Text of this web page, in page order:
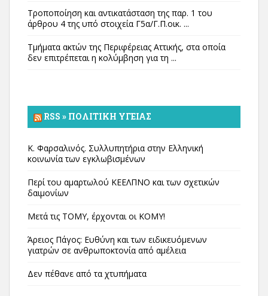
Τροποποίηση και αντικατάσταση της παρ. 1 του
άρθρου 4 της υπό στοιχεία Γ5α/Γ.Π.οικ. ...
Τμήματα ακτών της Περιφέρειας Αττικής, στα οποία
δεν επιτρέπεται η κολύμβηση για τη ...
RSS » ΠΟΛΙΤΙΚΉ ΥΓΕΊΑΣ
Κ. Φαρσαλινός. Συλλυπητήρια στην Ελληνική
κοινωνία των εγκλωβισμένων
Περί του αμαρτωλού ΚΕΕΛΠΝΟ και των σχετικών
δαιμονίων
Μετά τις ΤΟΜΥ, έρχονται οι ΚΟΜΥ!
Άρειος Πάγος: Ευθύνη και των ειδικευόμενων
γιατρών σε ανθρωποκτονία από αμέλεια
Δεν πέθανε από τα χτυπήματα